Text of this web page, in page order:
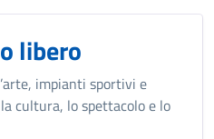
libero
impianti sportivi e
cultura, lo spettacolo e lo